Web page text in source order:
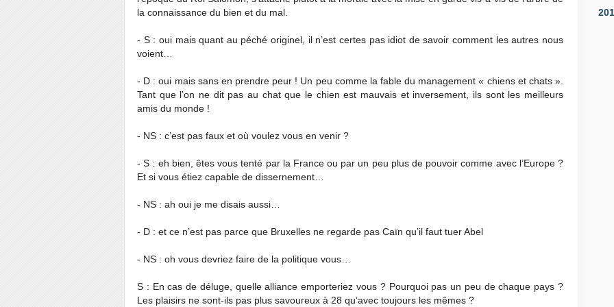
la connaissance du bien et du mal.
- S : oui mais quant au péché originel, il n’est certes pas idiot de savoir comment les autres nous
voient…
- D : oui mais sans en prendre peur ! Un peu comme la fable du management « chiens et chats ».
Tant que l’on ne dit pas au chat que le chien est mauvais et inversement, ils sont les meilleurs
amis du monde !
- NS : c’est pas faux et où voulez vous en venir ?
- S : eh bien, êtes vous tenté par la France ou par un peu plus de pouvoir comme avec l’Europe ?
Et si vous étiez capable de dissernement…
- NS : ah oui je me disais aussi…
- D : et ce n’est pas parce que Bruxelles ne regarde pas Caïn qu’il faut tuer Abel
- NS : oh vous devriez faire de la politique vous…
S : En cas de déluge, quelle alliance emporteriez vous ? Pourquoi pas un peu de chaque pays ?
Les plaisirs ne sont-ils pas plus savoureux à 28 qu’avec toujours les mêmes ?